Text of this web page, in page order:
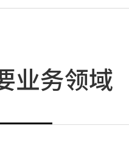
业务领域